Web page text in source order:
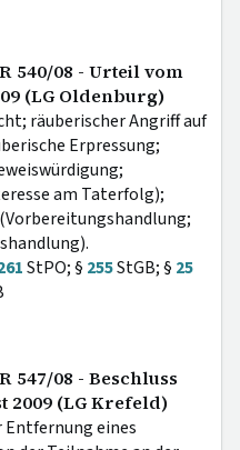
540/08 - Urteil vom
(LG Oldenburg)
räuberischer Angriff auf
Erpressung;
am Taterfolg);
StPO; § 255StGB; § 25
547/08 - Beschluss
2009 (LG Krefeld)
eines